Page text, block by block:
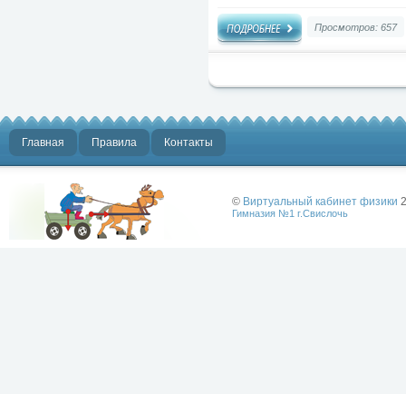
Просмотров: 657
Главная Правила Контакты
© Виртуальный кабинет физики
Гимназия №1 г.Свислочь